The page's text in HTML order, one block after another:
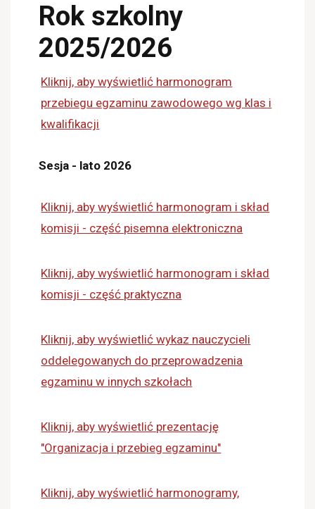
Rok szkolny
2025/2026
Kliknij, aby wyświetlić harmonogram
przebiegu egzaminu zawodowego wg klas i
kwalifikacji
Sesja - lato 2026
Kliknij, aby wyświetlić harmonogram i skład
komisji - część pisemna elektroniczna
Kliknij, aby wyświetlić harmonogram i skład
komisji - część praktyczna
Kliknij, aby wyświetlić wykaz nauczycieli
oddelegowanych do przeprowadzenia
egzaminu w innych szkołach
Kliknij, aby wyświetlić prezentację
"Organizacja i przebieg egzaminu"
Kliknij, aby wyświetlić harmonogramy,